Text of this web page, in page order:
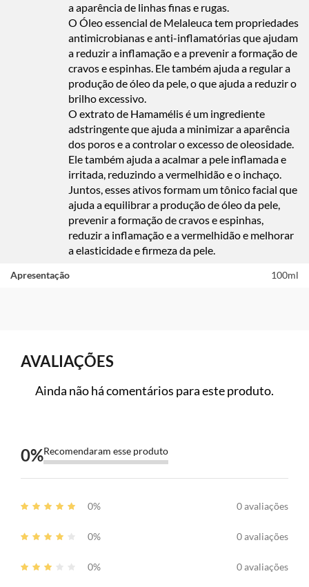
a aparência de linhas finas e rugas.
O Óleo essencial de Melaleuca tem propriedades
antimicrobianas e anti-inflamatórias que ajudam
a reduzir a inflamação e a prevenir a formação de
cravos e espinhas. Ele também ajuda a regular a
produção de óleo da pele, o que ajuda a reduzir o
brilho excessivo.
O extrato de Hamamélis é um ingrediente
adstringente que ajuda a minimizar a aparência
dos poros e a controlar o excesso de oleosidade.
Ele também ajuda a acalmar a pele inflamada e
irritada, reduzindo a vermelhidão e o inchaço.
Juntos, esses ativos formam um tônico facial que
ajuda a equilibrar a produção de óleo da pele,
prevenir a formação de cravos e espinhas,
reduzir a inflamação e a vermelhidão e melhorar
a elasticidade e firmeza da pele.
Apresentação 100ml
AVALIAÇÕES
Ainda não há comentários para este produto.
0%Recomendaram esse produto
0% 0 avaliações
0% 0 avaliações
0% 0 avaliações